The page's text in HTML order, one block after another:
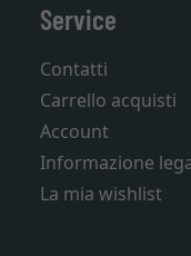
Service
Contatti
Carrello acquisti
Account
Informazione
La mia wishlist